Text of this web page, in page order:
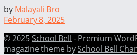
by Malayali Bro
February 8, 2025
© 2025School Bell - Premium
magazine theme bySchool Bell